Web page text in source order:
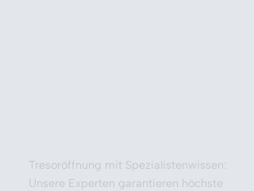
Tresoröffnung mit Spezialistenwissen:
Unsere Experten garantieren höchste